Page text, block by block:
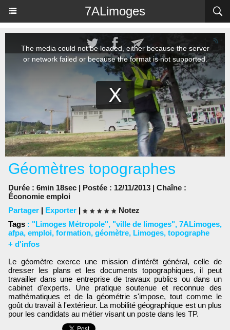
7ALimoges
Géomètres topographes
Durée : 6min 18sec | Postée : 12/11/2013 | Chaîne :
Économie emploi
Partager | Exporter |
Notez
Tags : "Limoges Métropole", "ville de limoges", 7ALimoges,
afpa, emploi, formation, géomètre, Limoges, topographe
+ d'infos
Le géomètre exerce une mission d'intérêt général, celle de
dresser les plans et les documents topographiques, il peut
travailler dans une entreprise de travaux publics ou dans un
cabinet d'experts. Une pratique soutenue et reconnue des
mathématiques et de la géométrie s'impose, tout comme le
goût du travail à l'extérieur. La mobilité géographique est un plus
pour les candidats au métier visant un poste dans les TP.